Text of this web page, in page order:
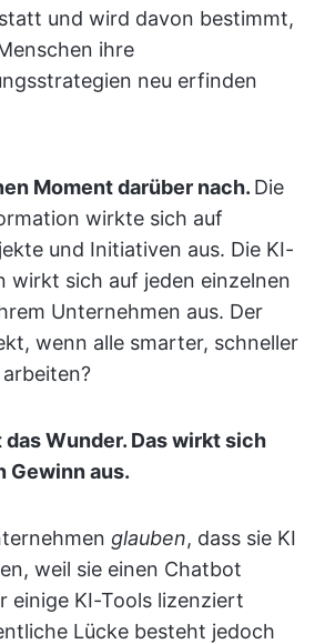
und wird davon bestimmt,
ihre
neu erfinden
Moment darüber nach. Die
wirkte sich auf
und Initiativen aus. Die KI-
wirkt sich auf jeden einzelnen
Unternehmen aus. Der
wenn alle smarter, schneller
Wunder. Das wirkt sich
Gewinn aus.
glauben, dass sie KI
weil sie einen Chatbot
einige KI-Tools lizenziert
Lücke besteht jedoch